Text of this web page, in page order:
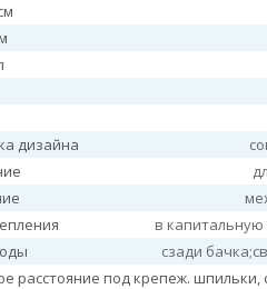
дизайна
в капитальную
сзади
расстояние под крепеж. шпильки,